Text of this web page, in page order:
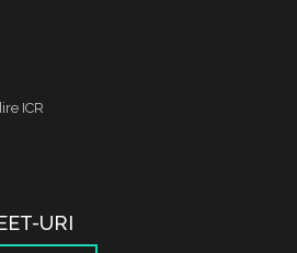
ICR
URI